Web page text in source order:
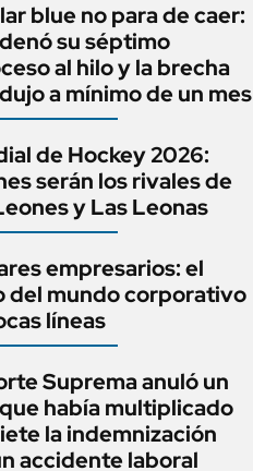
blue no para de caer:
su séptimo
al hilo y la brecha
a mínimo de un mes
de Hockey 2026:
serán los rivales de
y Las Leonas
empresarios: el
del mundo corporativo
líneas
Suprema anuló un
había multiplicado
la indemnización
accidente laboral